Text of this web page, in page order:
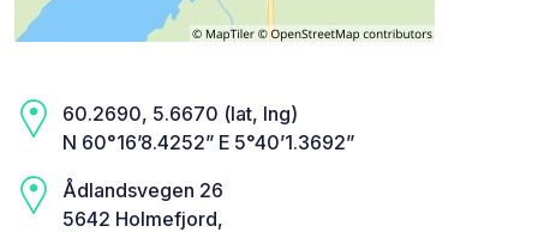
60.2690, 5.6670 (lat, lng)
N 60°16’8.4252” E 5°40’1.3692”
Ådlandsvegen 26
5642 Holmefjord,